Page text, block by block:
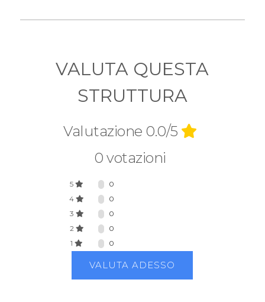
VALUTA QUESTA
STRUTTURA
Valutazione 0.0/5
0 votazioni
5
0
4
0
3
0
2
0
1
0
VALUTA ADESSO